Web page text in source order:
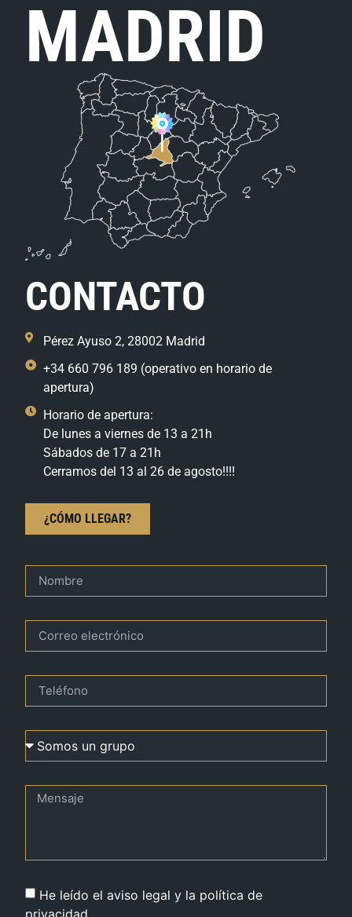
MADRID
CONTACTO
Pérez Ayuso 2, 28002 Madrid
+34 660 796 189 (operativo en horario de
apertura)
Horario de apertura:
De lunes a viernes de 13 a 21h
Sábados de 17 a 21h
Cerramos del 13 al 26 de agosto!!!!
¿CÓMO LLEGAR?
He leído el aviso legal y la política de
privacidad